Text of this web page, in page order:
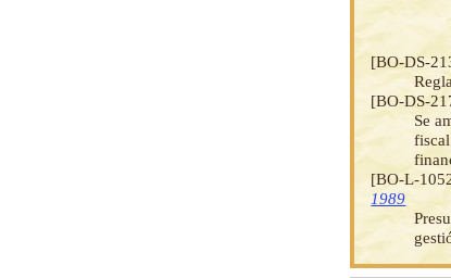
[BO-DS-
[BO-DS-
Se
[BO-L-
1989